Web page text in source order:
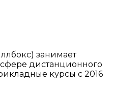
занимает
дистанционного
курсы с 2016